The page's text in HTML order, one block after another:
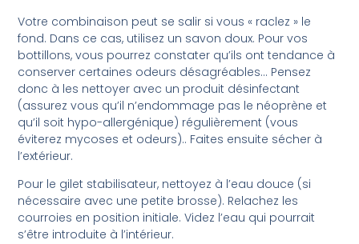
Votre combinaison peut se salir si vous « raclez » le
fond. Dans ce cas, utilisez un savon doux. Pour vos
bottillons, vous pourrez constater qu’ils ont tendance à
conserver certaines odeurs désagréables… Pensez
donc à les nettoyer avec un produit désinfectant
(assurez vous qu’il n’endommage pas le néoprène et
qu’il soit hypo-allergénique) régulièrement (vous
éviterez mycoses et odeurs).. Faites ensuite sécher à
l’extérieur.
Pour le gilet stabilisateur, nettoyez à l’eau douce (si
nécessaire avec une petite brosse). Relachez les
courroies en position initiale. Videz l’eau qui pourrait
s’être introduite à l’intérieur.